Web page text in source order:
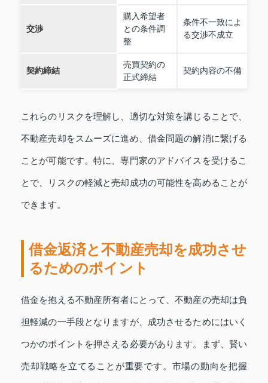
交渉
購入希望者
との条件調
整
条件不一致によ
る交渉不成立
契約締結
売買契約の
正式締結
契約内容の不備
これらのリスクを理解し、適切な対策を講じることで、
不動産売却をスムーズに進め、借金問題の解消に繋げる
ことが可能です。特に、専門家のアドバイスを受けるこ
とで、リスクの軽減と売却成功の可能性を高めることが
できます。
借金返済と不動産売却を成功させ
るためのポイント
借金を抱える不動産所有者にとって、不動産の売却は負
担軽減の一手段となりますが、成功させるためにはいく
つかのポイントを押さえる必要があります。まず、賢い
売却戦略を立てることが重要です。市場の動向を把握